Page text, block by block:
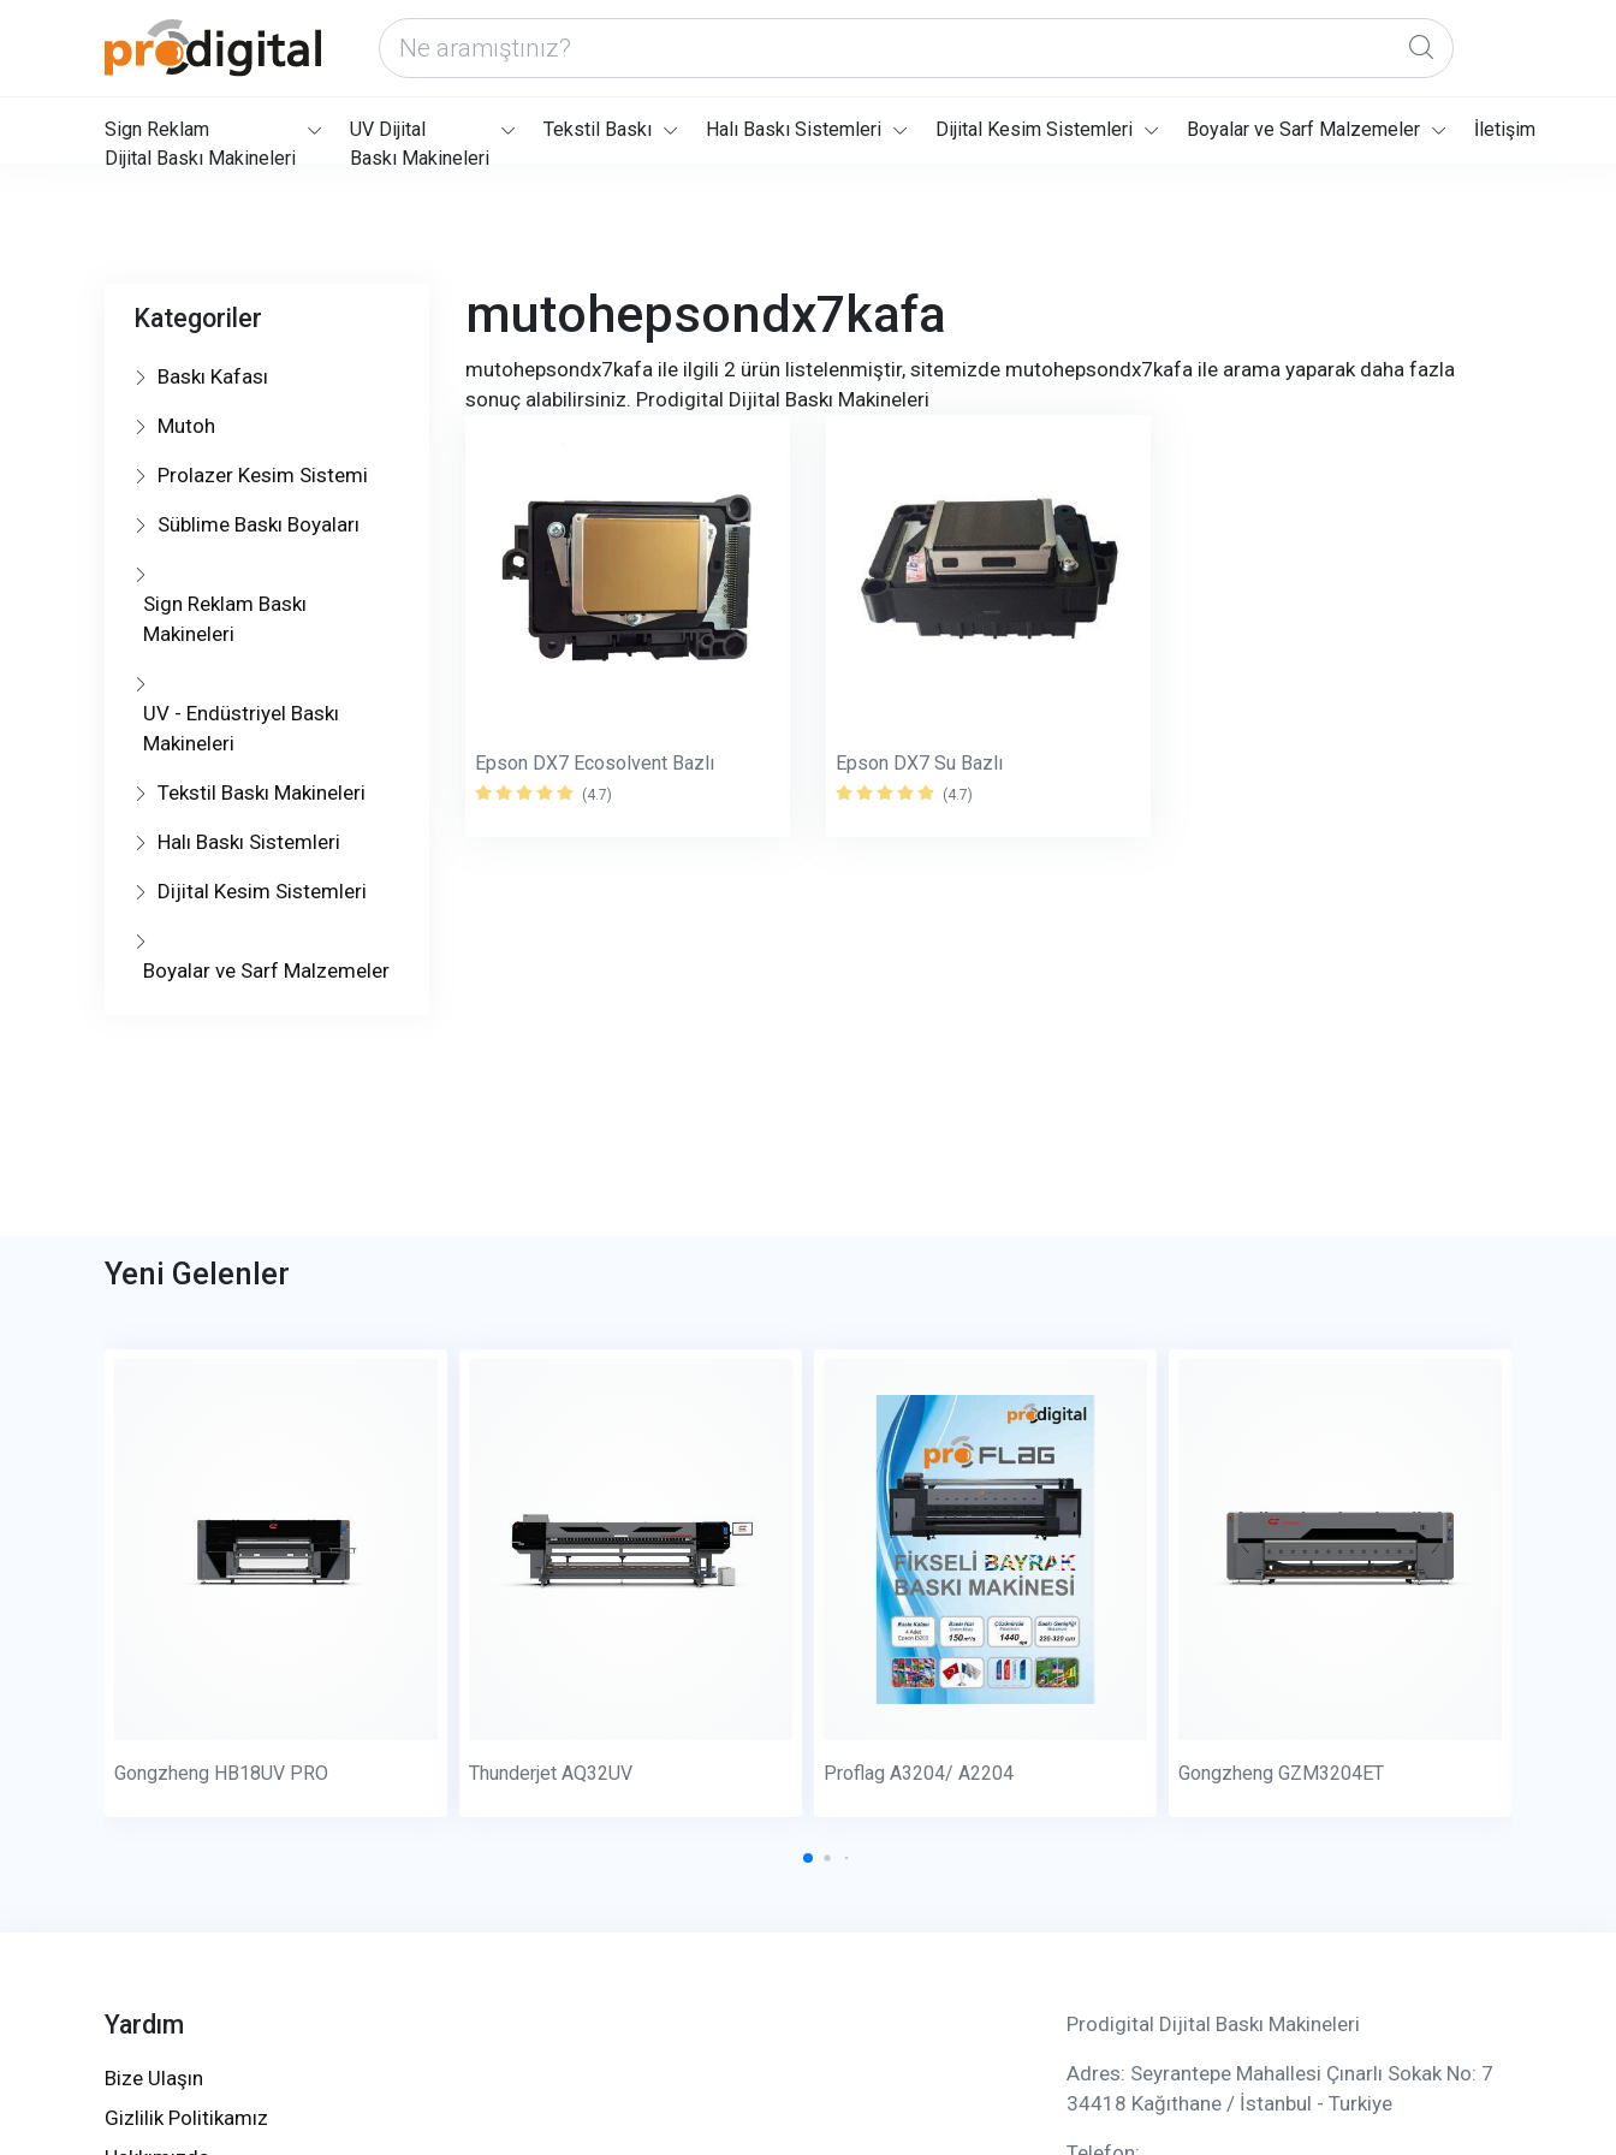
Sign Reklam
Dijital Baskı Makineleri
UV Dijital
Baskı Makineleri
Tekstil Baskı Halı Baskı Sistemleri Dijital Kesim Sistemleri Boyalar ve Sarf Malzemeler İletişim
Kategoriler
Baskı Kafası
Mutoh
Prolazer Kesim Sistemi
Süblime Baskı Boyaları
Sign Reklam Baskı
Makineleri
UV - Endüstriyel Baskı
Makineleri
Tekstil Baskı Makineleri
Halı Baskı Sistemleri
Dijital Kesim Sistemleri
Boyalar ve Sarf Malzemeler
mutohepsondx7kafa
mutohepsondx7kafa ile ilgili 2 ürün listelenmiştir, sitemizde mutohepsondx7kafa ile arama yaparak daha fazla
sonuç alabilirsiniz. Prodigital Dijital Baskı Makineleri
Epson DX7 Ecosolvent Bazlı
(4.7)
Epson DX7 Su Bazlı
(4.7)
Yeni Gelenler
Gongzheng HB18UV PRO Thunderjet AQ32UV Proflag A3204/ A2204 Gongzheng GZM3204ET
Yardım
Bize Ulaşın
Gizlilik Politikamız
Prodigital Dijital Baskı Makineleri
Adres: Seyrantepe Mahallesi Çınarlı Sokak No: 7
34418 Kağıthane / İstanbul - Turkiye